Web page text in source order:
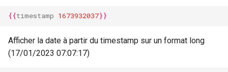
{{timestamp 1673932037}}
Afficher la date à partir du timestamp sur un format long
(17/01/2023 07:07:17)